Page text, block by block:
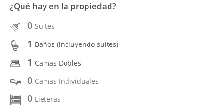
¿Qué hay en la propiedad?
0 Suites
1 Baños (incluyendo suites)
1 Camas Dobles
0 Camas Individuales
0 Lieteras